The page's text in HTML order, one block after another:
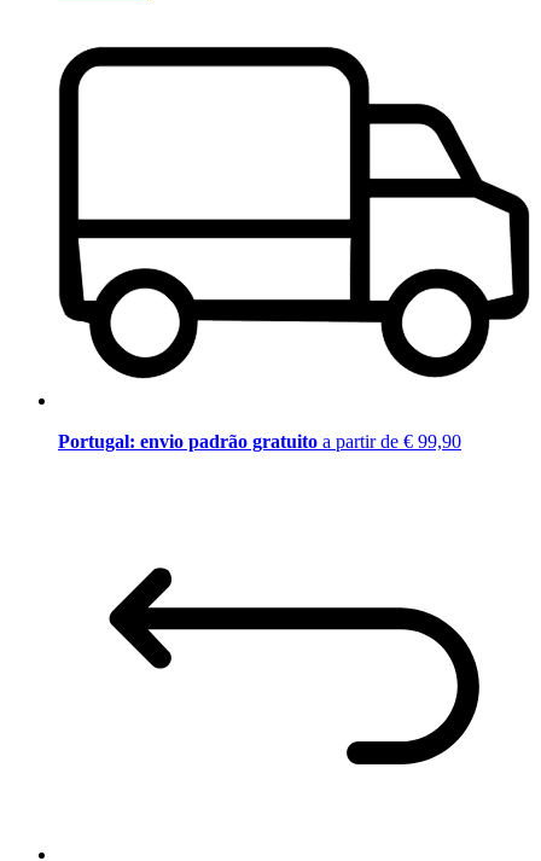
Portugal: envio padrão gratuito a partir de € 99,90